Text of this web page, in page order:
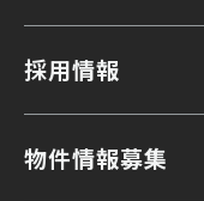
採用情報
物件情報募集